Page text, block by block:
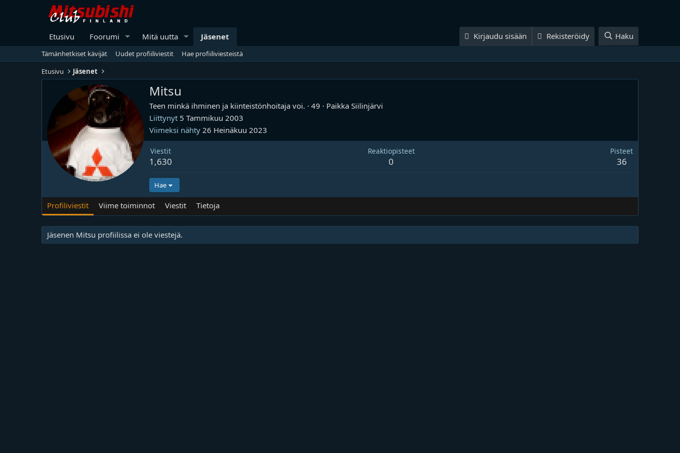
Etusivu Foorumi Mitä uutta Jäsenet Kirjaudu sisään Rekisteröidy Haku
Tämänhetkiset kävijät Uudet profiiliviestit
Hae profiiliviesteistä
Etusivu
Jäsenet
Mitsu
Teen minkä ihminen ja kiinteistönhoitaja voi. · 49 · Paikka Siilinjärvi
Liittynyt 5 Tammikuu 2003
Viimeksi nähty 26 Heinäkuu 2023
Viestit
1,630
Reaktiopisteet
0
Pisteet
36
Hae
Profiliviestit Viime toiminnot Viestit Tietoja
Jäsenen Mitsu profiilissa ei ole viestejä.